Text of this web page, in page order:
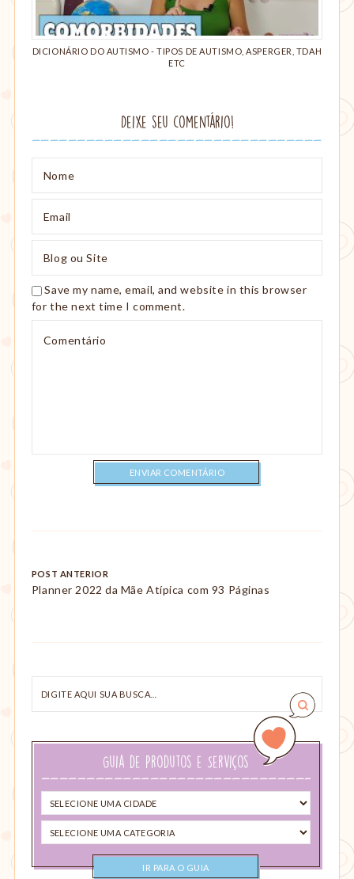
DICIONÁRIO DO AUTISMO - TIPOS DE AUTISMO, ASPERGER, TDAH
ETC
Deixe seu comentário!
ou
Save my name, email, and website in this browser
for the next time I comment.
Post
navigation
POST ANTERIOR
Planner 2022 da Mãe Atípica com 93 Páginas
aqui
Guia de Produtos e Serviços
Selecione
uma
cidade
Selecione
uma